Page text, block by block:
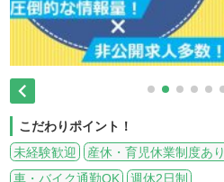

こだわりポイント！
未経験歓迎
産休・育児休業制度あり
車・バイク通勤OK
週休2日制